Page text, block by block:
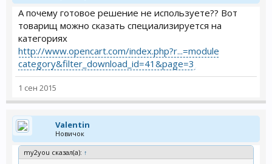
А почему готовое решение не используете?? Вот
товарищ можно сказать специализируется на
категориях
http://www.opencart.com/index.php?r...=module
category&filter_download_id=41&page=3
1 сен 2015
Valentin
Новичок
my2you сказал(а): ↑